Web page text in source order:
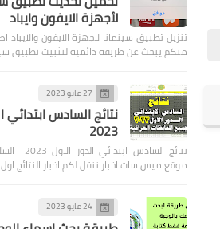
لأجهزة الايفون وايباد
تنزيل تطبيق سينمانا لاجهزة الايفون والايباد
منكم يبحث عن طريقة دائميه لتثبيت تطبيق
27 مايو 2023
نتائج السادس ابتدائي
2023
نتائج
موقع ميس سات اخبار ننقل لكم اخبار النتائج
24 مايو 2023
اخبار العامة
وزارة النفط : اطلاق البطاقة
الوقودية (9) وبواقع (50) لتراً